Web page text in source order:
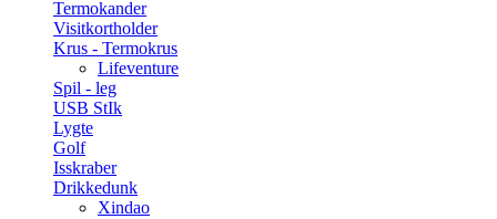
Termokander
Visitkortholder
Krus - Termokrus
Lifeventure
Spil - leg
USB StIk
Lygte
Golf
Isskraber
Drikkedunk
Xindao